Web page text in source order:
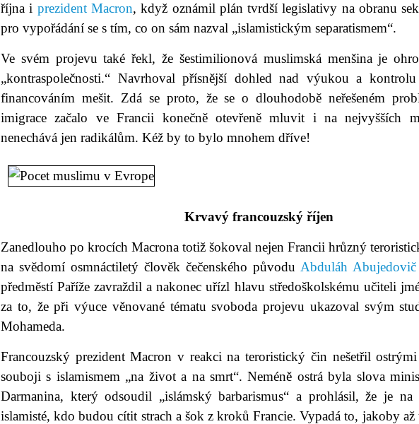
října i prezident Macron, když oznámil plán tvrdší legislativy na obranu
pro vypořádání se s tím, co on sám nazval „islamistickým separatismem“.
Ve svém projevu také řekl, že šestimilionová muslimská menšina je
„kontraspolečnosti.“ Navrhoval přísnější dohled nad výukou a
financováním mešit. Zdá se proto, že se o dlouhodobě neřešeném
imigrace začalo ve Francii konečně otevřeně mluvit i na nejvyšších
nenechává jen radikálům. Kéž by to bylo mnohem dříve!
Krvavý francouzský říjen
Zanedlouho po krocích Macrona totiž šokoval nejen Francii hrůzný
na svědomí osmnáctiletý člověk čečenského původu Abduláh
předměstí Paříže zavraždil a nakonec uřízl hlavu středoškolskému učiteli
za to, že při výuce věnované tématu svoboda projevu ukazoval svým
Mohameda.
Francouzský prezident Macron v reakci na teroristický čin nešetřil
souboji s islamismem „na život a na smrt“. Neméně ostrá byla slova
Darmanina, který odsoudil „islámský barbarismus“ a prohlásil, že je
islamisté, kdo budou cítit strach a šok z kroků Francie. Vypadá to, jakoby